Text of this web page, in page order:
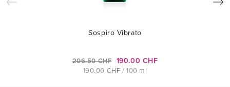
Sospiro Vibrato
206.50 CHF 190.00 CHF
190.00 CHF / 100 ml